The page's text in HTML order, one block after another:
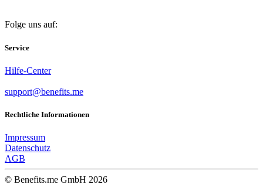
Folge uns auf:
Service
Hilfe-Center
support@benefits.me
Rechtliche Informationen
Impressum
Datenschutz
AGB
© Benefits.me GmbH 2026